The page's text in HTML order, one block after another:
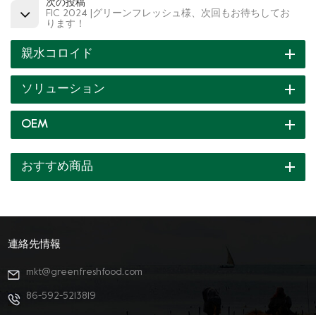
次の投稿
FIC 2024 |グリーンフレッシュ様、次回もお待ちしてお
ります！
親水コロイド
ソリューション
OEM
おすすめ商品
連絡先情報
mkt@greenfreshfood.com
86-592-5213819